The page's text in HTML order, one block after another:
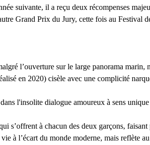
suivante, il a reçu deux récompenses
Grand Prix du Jury, cette fois au Festival
l’ouverture sur le large panorama
en 2020) cisèle avec une complicité
l'insolite dialogue amoureux à sens
s’offrent à chacun des deux garçons,
à l’écart du monde moderne, mais reflète